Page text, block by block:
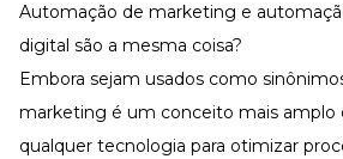
Automação de marketing e
digital são a mesma coisa?
Embora sejam usados como
marketing é um conceito mais amplo
qualquer tecnologia para otimizar